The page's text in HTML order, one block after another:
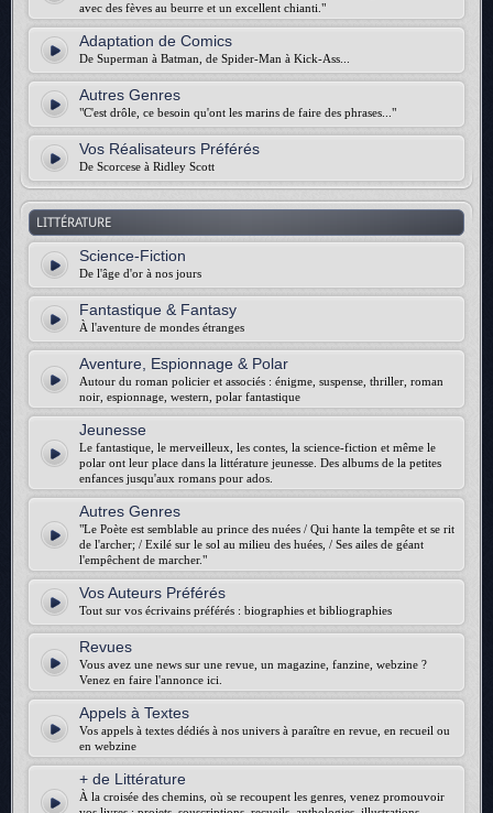
avec des fèves au beurre et un excellent chianti."
Adaptation de Comics
De Superman à Batman, de Spider-Man à Kick-Ass...
Autres Genres
"C'est drôle, ce besoin qu'ont les marins de faire des phrases..."
Vos Réalisateurs Préférés
De Scorcese à Ridley Scott
LITTÉRATURE
Science-Fiction
De l'âge d'or à nos jours
Fantastique & Fantasy
À l'aventure de mondes étranges
Aventure, Espionnage & Polar
Autour du roman policier et associés : énigme, suspense, thriller, roman
noir, espionnage, western, polar fantastique
Jeunesse
Le fantastique, le merveilleux, les contes, la science-fiction et même le
polar ont leur place dans la littérature jeunesse. Des albums de la petites
enfances jusqu'aux romans pour ados.
Autres Genres
"Le Poète est semblable au prince des nuées / Qui hante la tempête et se rit
de l'archer; / Exilé sur le sol au milieu des huées, / Ses ailes de géant
l'empêchent de marcher."
Vos Auteurs Préférés
Tout sur vos écrivains préférés : biographies et bibliographies
Revues
Vous avez une news sur une revue, un magazine, fanzine, webzine ?
Venez en faire l'annonce ici.
Appels à Textes
Vos appels à textes dédiés à nos univers à paraître en revue, en recueil ou
en webzine
+ de Littérature
À la croisée des chemins, où se recoupent les genres, venez promouvoir